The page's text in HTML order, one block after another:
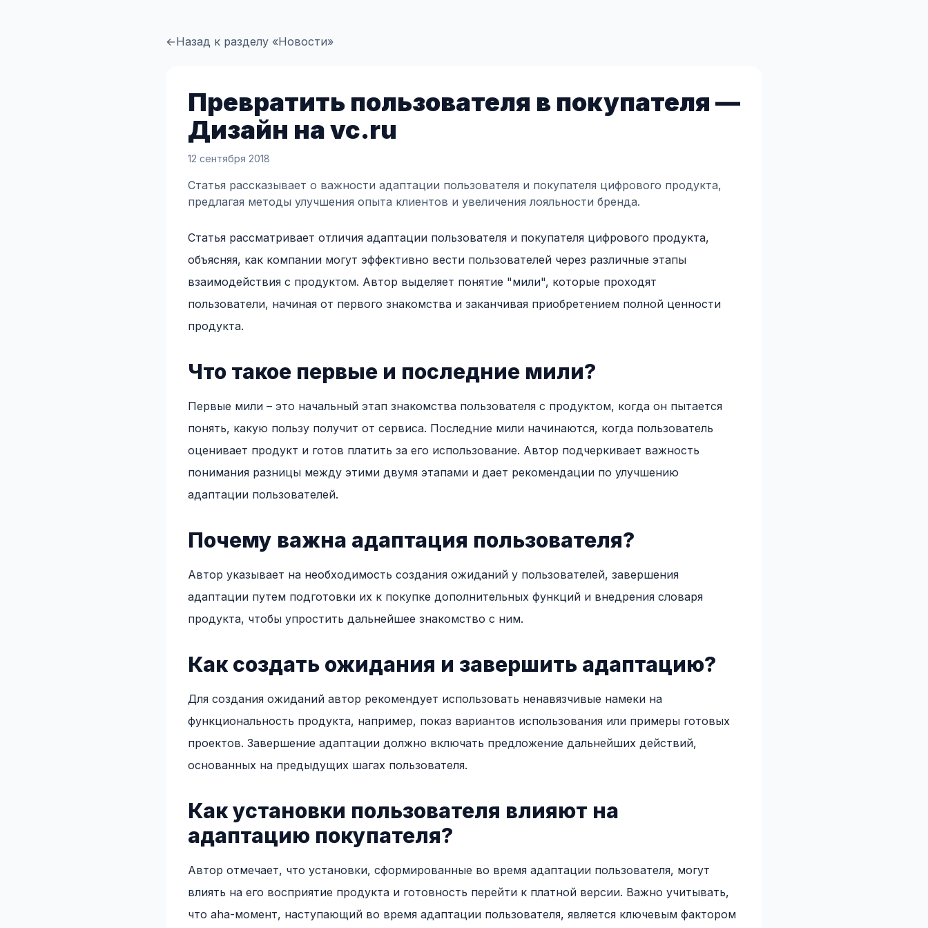
←Назад к разделу «Новости»
Превратить пользователя в покупателя —
Дизайн на vc.ru
12 сентября 2018
Статья рассказывает о важности адаптации пользователя и покупателя цифрового продукта,
предлагая методы улучшения опыта клиентов и увеличения лояльности бренда.
Статья рассматривает отличия адаптации пользователя и покупателя цифрового продукта,
объясняя, как компании могут эффективно вести пользователей через различные этапы
взаимодействия с продуктом. Автор выделяет понятие "мили", которые проходят
пользователи, начиная от первого знакомства и заканчивая приобретением полной ценности
продукта.
Что такое первые и последние мили?
Первые мили – это начальный этап знакомства пользователя с продуктом, когда он пытается
понять, какую пользу получит от сервиса. Последние мили начинаются, когда пользователь
оценивает продукт и готов платить за его использование. Автор подчеркивает важность
понимания разницы между этими двумя этапами и дает рекомендации по улучшению
адаптации пользователей.
Почему важна адаптация пользователя?
Автор указывает на необходимость создания ожиданий у пользователей, завершения
адаптации путем подготовки их к покупке дополнительных функций и внедрения словаря
продукта, чтобы упростить дальнейшее знакомство с ним.
Как создать ожидания и завершить адаптацию?
Для создания ожиданий автор рекомендует использовать ненавязчивые намеки на
функциональность продукта, например, показ вариантов использования или примеры готовых
проектов. Завершение адаптации должно включать предложение дальнейших действий,
основанных на предыдущих шагах пользователя.
Как установки пользователя влияют на
адаптацию покупателя?
Автор отмечает, что установки, сформированные во время адаптации пользователя, могут
влиять на его восприятие продукта и готовность перейти к платной версии. Важно учитывать,
что aha-момент, наступающий во время адаптации пользователя, является ключевым фактором